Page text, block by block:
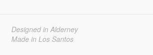
Designed in Alderney
Made in Los Santos